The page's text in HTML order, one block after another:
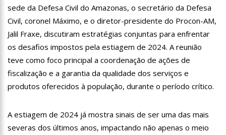
09:04
BOMBA! Pastor é coagido por sistema político da Ieadam para
adesivar seu veículo com candidatos da instituição – Veja vídeo!
15:00 Com a família, Israel Carvalho participa de ato pró-Brasil
neste 07 de setembro
Hissa Abrahão é recebido por multidão na zona Leste de
Manaus
23:40 Hissa Abrahão critica decisão de Barroso sobre piso salarial
18:08 Com quase 300 mil votos para o Senado em 2018, Hissa é
recebido por multidão na zona Sul de Manaus
sede da Defesa Civil do Amazonas, o secretário da Defesa
Civil, coronel Máximo, e o diretor-presidente do Procon-AM,
Jalil Fraxe, discutiram estratégias conjuntas para enfrentar
os desafios impostos pela estiagem de 2024. A reunião
teve como foco principal a coordenação de ações de
fiscalização e a garantia da qualidade dos serviços e
produtos oferecidos à população, durante o período crítico.
A estiagem de 2024 já mostra sinais de ser uma das mais
severas dos últimos anos, impactando não apenas o meio